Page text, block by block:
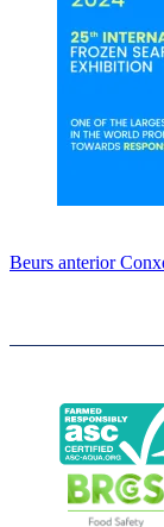
Beurs anterior